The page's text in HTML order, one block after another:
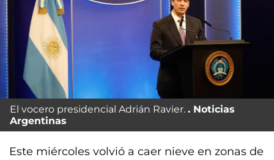
El vocero presidencial Adrián Ravier.
Noticias
Argentinas
Este miércoles volvió a caer nieve en zonas de